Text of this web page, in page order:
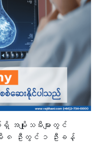
မျိုးသမီးများတွင်
မီး ၈ ဦးတွင် ၁ ဦးခန့်